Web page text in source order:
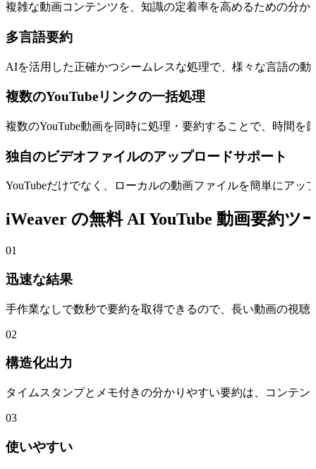
複雑な動画コンテンツを、知識の定着率を高めるための分
多言語要約
AIを活用した正確かつシームレスな処理で、様々な言語の動
複数のYouTubeリンクの一括処理
複数のYouTube動画を同時に処理・要約することで、時間を
独自のビデオファイルのアップロードサポート
YouTubeだけでなく、ローカルの動画ファイルを簡単にア
iWeaver の無料 AI YouTube 動画要約ツ
01
迅速な結果
手作業なしで数秒で要約を取得できるので、長い動画の視聴
02
構造化出力
タイムスタンプとメモ付きの分かりやすい要約は、コンテ
03
使いやすい